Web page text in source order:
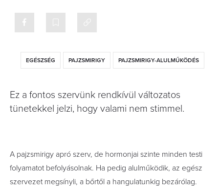
EGÉSZSÉG PAJZSMIRIGY PAJZSMIRIGY-ALULMŰKÖDÉS
Ez a fontos szervünk rendkívül változatos
tünetekkel jelzi, hogy valami nem stimmel.
A pajzsmirigy apró szerv, de hormonjai szinte minden testi
folyamatot befolyásolnak. Ha pedig alulműködik, az egész
szervezet megsínyli, a bőrtől a hangulatunkig bezárólag.